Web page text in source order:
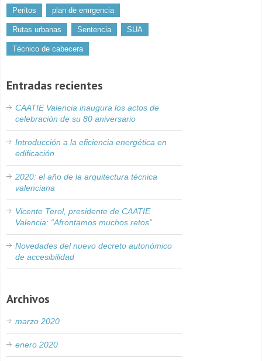
Peritos plan de emrgencia
Rutas urbanas Sentencia SUA
Técnico de cabecera
Entradas recientes
CAATIE Valencia inaugura los actos de
celebración de su 80 aniversario
Introducción a la eficiencia energética en
edificación
2020: el año de la arquitectura técnica
valenciana
Vicente Terol, presidente de CAATIE
Valencia: “Afrontamos muchos retos”
Novedades del nuevo decreto autonómico
de accesibilidad
Archivos
marzo 2020
enero 2020